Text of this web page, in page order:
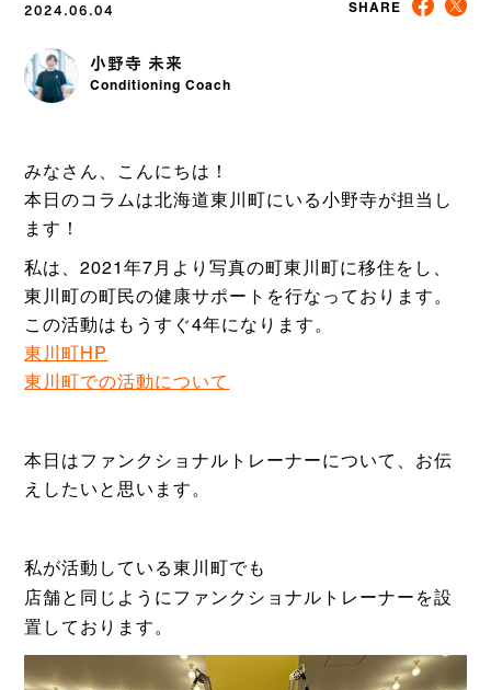
2024.06.04 SHARE
小野寺 未来
Conditioning Coach
みなさん、こんにちは！
本日のコラムは北海道東川町にいる小野寺が担当し
ます！
私は、2021年7月より写真の町東川町に移住をし、
東川町の町民の健康サポートを行なっております。
この活動はもうすぐ4年になります。
東川町HP
東川町での活動について
本日はファンクショナルトレーナーについて、お伝
えしたいと思います。
私が活動している東川町でも
店舗と同じようにファンクショナルトレーナーを設
置しております。